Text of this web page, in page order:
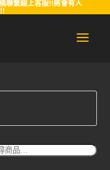
聯繫線上客服!!將會有人
搜